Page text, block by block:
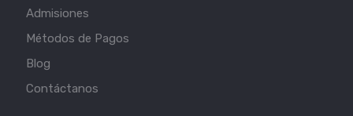
Admisiones
Métodos de Pagos
Blog
Contáctanos